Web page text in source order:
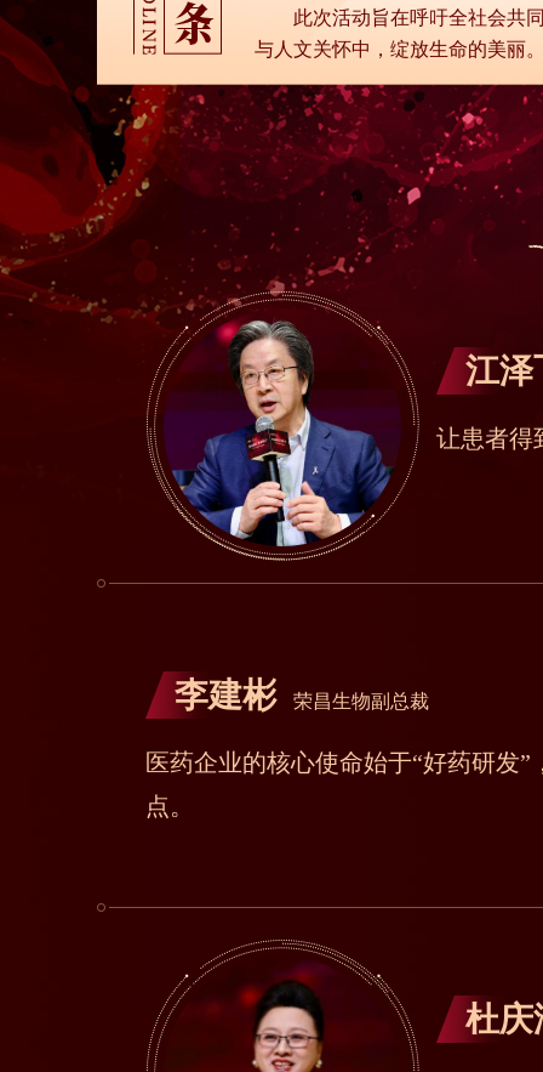
此次活动旨在呼吁全社会共
与人文关怀中，绽放生命的美丽
江泽
让患者得
李建彬 荣昌生物副总裁
医药企业的核心使命始于“好药研发
点。
杜庆